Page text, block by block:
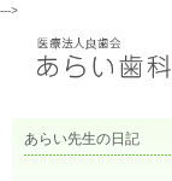
--->
あらい先生の日記